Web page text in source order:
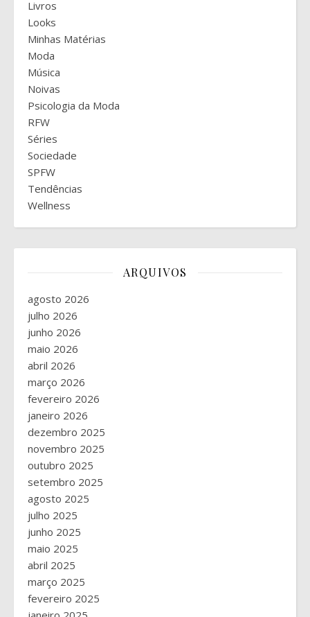
Livros
Looks
Minhas Matérias
Moda
Música
Noivas
Psicologia da Moda
RFW
Séries
Sociedade
SPFW
Tendências
Wellness
ARQUIVOS
agosto 2026
julho 2026
junho 2026
maio 2026
abril 2026
março 2026
fevereiro 2026
janeiro 2026
dezembro 2025
novembro 2025
outubro 2025
setembro 2025
agosto 2025
julho 2025
junho 2025
maio 2025
abril 2025
março 2025
fevereiro 2025